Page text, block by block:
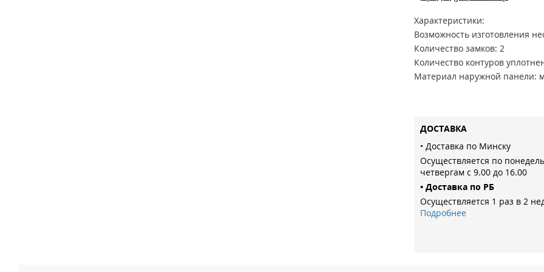
Характеристики:
Возможность изготовления
Количество замков: 2
Количество контуров
Материал наружной панели:
Цилиндр: 70/30 шток
Ночной страж: есть
Верхний замок: Galeon 817
Нижний замок: Galeon 816
Материал внутренней
Дизайн наружной панели:
Молдинг: черный
ДОСТАВКА
• Доставка по Минску
Осуществляется по
четвергам с 9.00 до 16.00
• Доставка по РБ
Осуществляется 1 раз в 2
Подробнее